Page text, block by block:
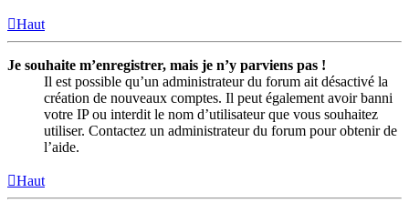
Haut
Je souhaite m’enregistrer, mais je n’y parviens pas !
Il est possible qu’un administrateur du forum ait désactivé la
création de nouveaux comptes. Il peut également avoir banni
votre IP ou interdit le nom d’utilisateur que vous souhaitez
utiliser. Contactez un administrateur du forum pour obtenir de
l’aide.
Haut